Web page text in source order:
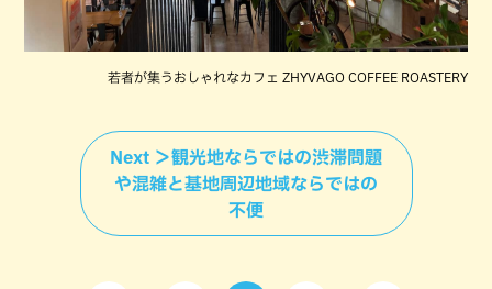
若者が集うおしゃれなカフェ ZHYVAGO COFFEE ROASTERY
Next ＞観光地ならではの渋滞問題
や混雑と基地周辺地域ならではの
不便